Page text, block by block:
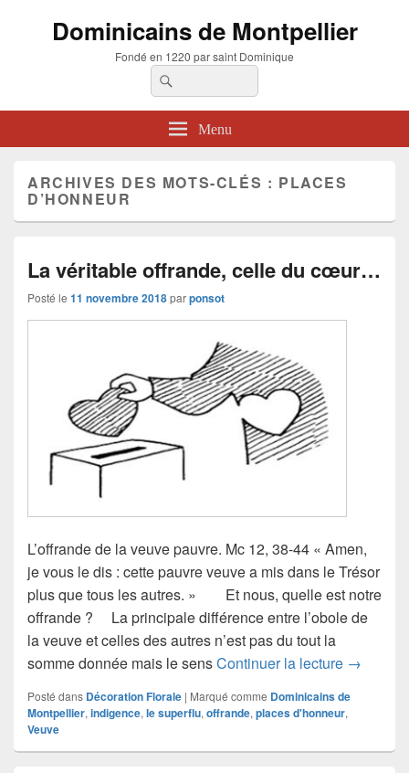
Dominicains de Montpellier
Fondé en 1220 par saint Dominique
Recherche :
Menu
ARCHIVES DES MOTS-CLÉS : PLACES
D’HONNEUR
La véritable offrande, celle du cœur…
Posté le 11 novembre 2018parponsot
L’offrande de la veuve pauvre. Mc 12, 38-44 « Amen,
je vous le dis : cette pauvre veuve a mis dans le Trésor
plus que tous les autres. » Et nous, quelle est notre
offrande ? La principale différence entre l’obole de
la veuve et celles des autres n’est pas du tout la
somme donnée mais le sensContinuer la lecture La
→
Posté dans Décoration Florale | Marqué comme Dominicains de
Montpellier, indigence, le superflu, offrande, places d'honneur,
Veuve